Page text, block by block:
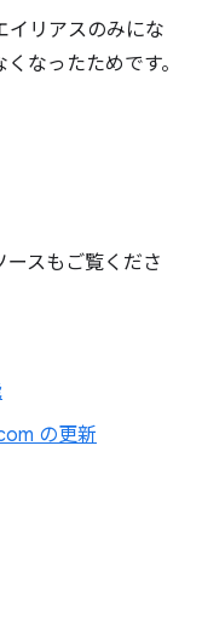
イリアスのみにな
なったためです。
スもご覧くださ
の更新